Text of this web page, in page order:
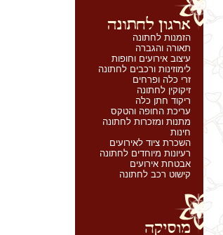
הזמנות לחתונה
תאורה והגברה
עיצוב אירועים וחופות
לימוזינות ורכבים לחתונה
זרי כלה ופרחים
זיקוקין לחתונה
ריקוד חתן כלה
עריכת החופה והטקס
מתנות ומזכרות לחתונה
חינות
השכרת ציוד לאירועים
רעיונות מיוחדים לחתונה
אבטחת אירועים
קישוט רכב לחתונה